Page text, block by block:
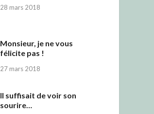
28 mars 2018
Monsieur, je ne vous
félicite pas !
27 mars 2018
Il suffisait de voir son
sourire…